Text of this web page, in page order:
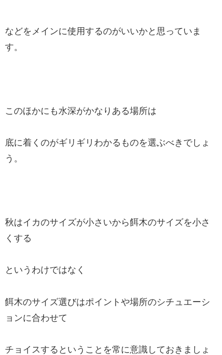
などをメインに使用するのがいいかと思っていま
す。
このほかにも水深がかなりある場所は
底に着くのがギリギリわかるものを選ぶべきでしょ
う。
秋はイカのサイズが小さいから餌木のサイズを小さ
くする
というわけではなく
餌木のサイズ選びはポイントや場所のシチュエーシ
ョンに合わせて
チョイスするということを常に意識しておきましょ